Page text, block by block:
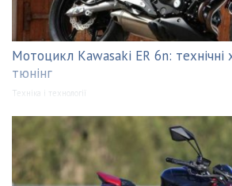
Мотоцикл Kawasaki ER 6n: технічні
тюнінг
Техніка і технології